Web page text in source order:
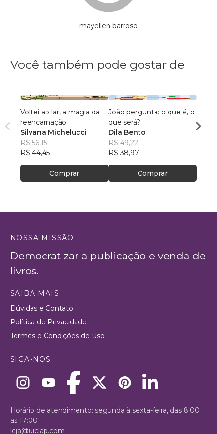
mayellen barroso
Você também pode gostar de
Voltei ao lar, a magia da
reencarnação
Silvana Michelucci
R$ 56,15
R$ 44,45
Comprar
João pergunta: o que é, o
que será?
Dila Bento
R$ 49,22
R$ 38,97
Comprar
-
Entre
NOSSA MISSÃO
Democratizar a publicação e venda de
livros.
SAIBA MAIS
Dúvidas e Contato
Política de Privacidade
Termos e Condições de Uso
SIGA-NOS
Horário de atendimento: segunda à sexta-feira, das 8:00
às 17:00
loja@uiclap.com